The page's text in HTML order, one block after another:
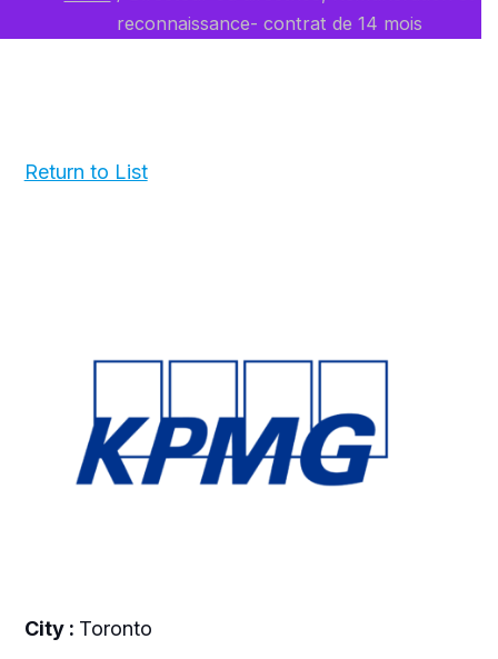
reconnaissance- contrat de 14 mois
Return to List
City : Toronto